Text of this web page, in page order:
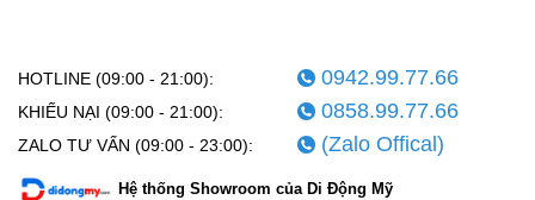
HOTLINE (09:00 - 21:00): 0942.99.77.66
KHIẾU NẠI (09:00 - 21:00): 0858.99.77.66
ZALO TƯ VẤN (09:00 - 23:00): (Zalo Offical)
Hệ thống Showroom của Di Động Mỹ